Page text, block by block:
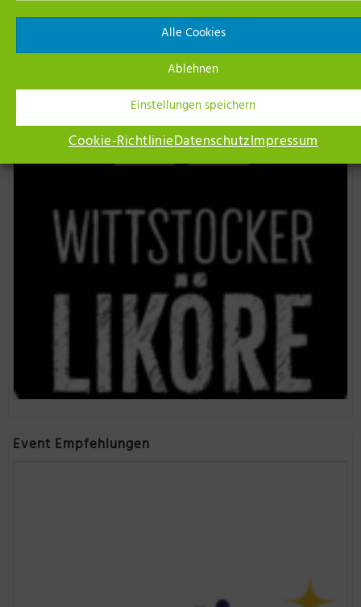
Alle Cookies
Ablehnen
Einstellungen speichern
Cookie-RichtlinieDatenschutzImpressum
Unsere Netzwerk-Partner
Event Empfehlungen